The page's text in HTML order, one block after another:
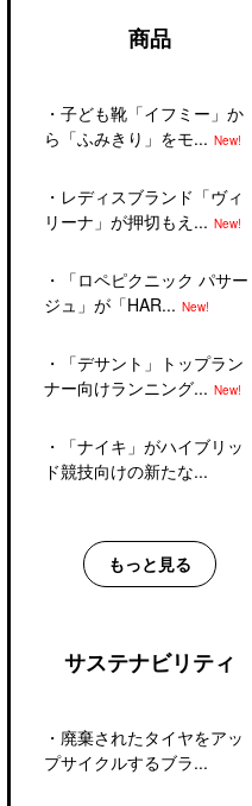
商品
・ 子ども靴「イフミー」か
ら「ふみきり」をモ... New!
・ レディスブランド「ヴィ
リーナ」が押切もえ... New!
・
「ロペピクニック パサー
ジュ」が「HAR... New!
・
「デサント」トップラン
ナー向けランニング... New!
・
「ナイキ」がハイブリッ
ド競技向けの新たな...
もっと見る
サステナビリティ
・ 廃棄されたタイヤをアッ
プサイクルするブラ...